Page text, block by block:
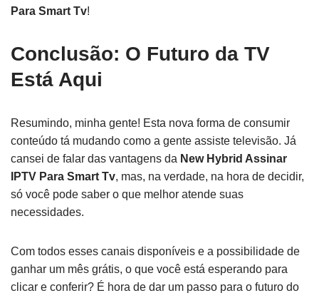
Para Smart Tv!
Conclusão: O Futuro da TV
Está Aqui
Resumindo, minha gente! Esta nova forma de consumir
conteúdo tá mudando como a gente assiste televisão. Já
cansei de falar das vantagens da New Hybrid Assinar
IPTV Para Smart Tv, mas, na verdade, na hora de decidir,
só você pode saber o que melhor atende suas
necessidades.
Com todos esses canais disponíveis e a possibilidade de
ganhar um mês grátis, o que você está esperando para
clicar e conferir? É hora de dar um passo para o futuro do